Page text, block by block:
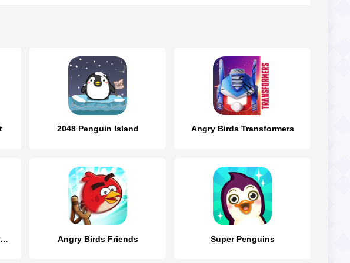
2048 Penguin Island Angry Birds Transformers
Lost Penguin - Endless Journey Angry Birds Friends Super Penguins